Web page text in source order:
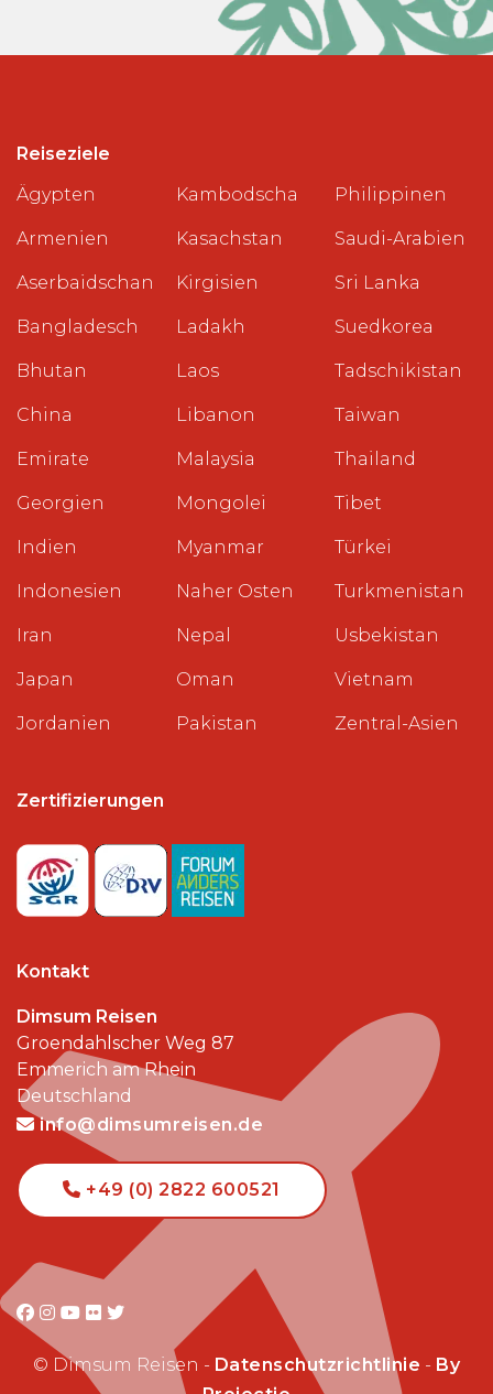
Reiseziele
Ägypten
Armenien
Aserbaidschan
Bangladesch
Bhutan
China
Emirate
Georgien
Indien
Indonesien
Iran
Japan
Jordanien
Kambodscha
Kasachstan
Kirgisien
Ladakh
Laos
Libanon
Malaysia
Mongolei
Myanmar
Naher Osten
Nepal
Oman
Pakistan
Philippinen
Saudi-Arabien
Sri Lanka
Suedkorea
Tadschikistan
Taiwan
Thailand
Tibet
Türkei
Turkmenistan
Usbekistan
Vietnam
Zentral-Asien
Zertifizierungen
Kontakt
Dimsum Reisen
Groendahlscher Weg 87
Emmerich am Rhein
Deutschland
info@dimsumreisen.de
+49 (0) 2822 600521
© Dimsum Reisen - Datenschutzrichtlinie - By